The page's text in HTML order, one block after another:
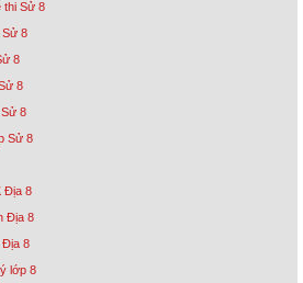
thi Sử 8
8
8
8
8
Sử 8
Địa 8
Địa 8
Địa 8
lớp 8